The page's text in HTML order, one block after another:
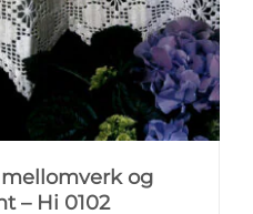
og
– Hi 0102